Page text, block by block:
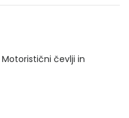
Motoristični čevlji in